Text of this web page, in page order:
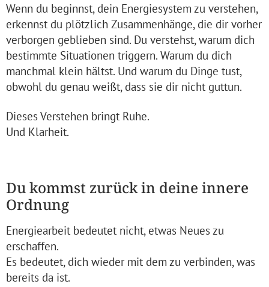
Wenn du beginnst, dein Energiesystem zu verstehen,
erkennst du plötzlich Zusammenhänge, die dir vorher
verborgen geblieben sind. Du verstehst, warum dich
bestimmte Situationen triggern. Warum du dich
manchmal klein hältst. Und warum du Dinge tust,
obwohl du genau weißt, dass sie dir nicht guttun.
Dieses Verstehen bringt Ruhe.
Und Klarheit.
Du kommst zurück in deine innere
Ordnung
Energiearbeit bedeutet nicht, etwas Neues zu
erschaffen.
Es bedeutet, dich wieder mit dem zu verbinden, was
bereits da ist.